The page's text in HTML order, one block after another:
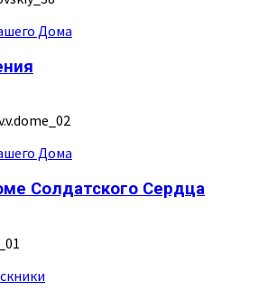
Дома
Дома
Солдатского Сердца